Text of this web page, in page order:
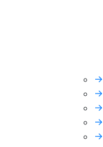
->
->
->
->
->